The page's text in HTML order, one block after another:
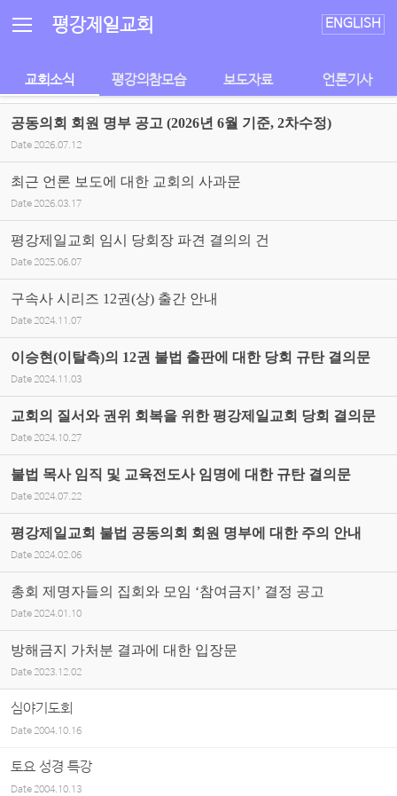
평강제일교회 ENGLISH
교회소식 평강의참모습 보도자료 언론기사
공동의회 회원 명부 공고 (2026년 6월 기준, 2차수정)
Date 2026.07.12
최근 언론 보도에 대한 교회의 사과문
Date 2026.03.17
평강제일교회 임시 당회장 파견 결의의 건
Date 2025.06.07
구속사 시리즈 12권(상) 출간 안내
Date 2024.11.07
이승현(이탈측)의 12권 불법 출판에 대한 당회 규탄 결의문
Date 2024.11.03
교회의 질서와 권위 회복을 위한 평강제일교회 당회 결의문
Date 2024.10.27
불법 목사 임직 및 교육전도사 임명에 대한 규탄 결의문
Date 2024.07.22
평강제일교회 불법 공동의회 회원 명부에 대한 주의 안내
Date 2024.02.06
총회 제명자들의 집회와 모임 ‘참여금지’ 결정 공고
Date 2024.01.10
방해금지 가처분 결과에 대한 입장문
Date 2023.12.02
심야기도회
Date2004.10.16
토요 성경 특강
Date2004.10.13